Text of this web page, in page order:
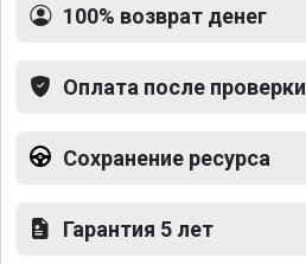
100% возврат денег
Оплата после проверки
Сохранение ресурса
Гарантия 5 лет